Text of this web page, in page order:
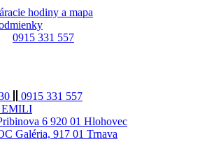
hodiny a mapa
0915 331 557
0915 331 557
EMILI
6 920 01 Hlohovec
Galéria, 917 01 Trnava